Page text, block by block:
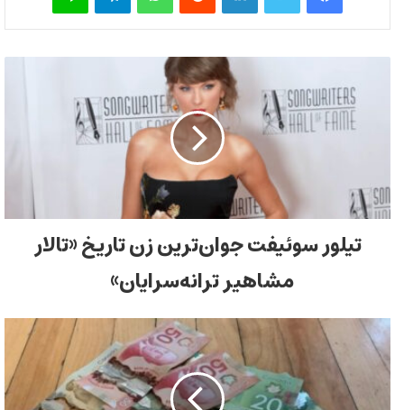
تیلور سوئیفت جوان‌ترین زن تاریخ «تالار
مشاهیر ترانه‌سرایان»